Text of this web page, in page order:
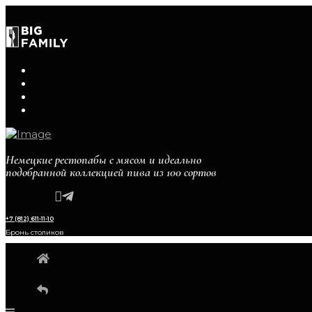
Немецкие рестопабы с мясом и идеально
подобранной коллекцией пива из 100 сортов
+7 (812) 611-11-10
Бронь столиков